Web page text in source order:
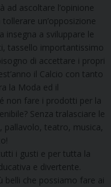
ad ascoltare l’opinione
un’opposizione
insegna a sviluppare le
tassello importantissimo
di accettare i propri
il Calcio con tanto
la Moda ed il
non fare i prodotti per la
Senza tralasciare le
pallavolo, teatro, musica,
i gusti e per tutta la
e divertente.
belli che possiamo fare ai